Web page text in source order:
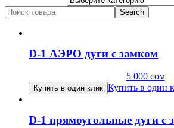
Search
for:
D-1 АЭРО дуги с замком
5 000 сом
Купить в один клик Купить в один
D-1 прямоугольные дуги с